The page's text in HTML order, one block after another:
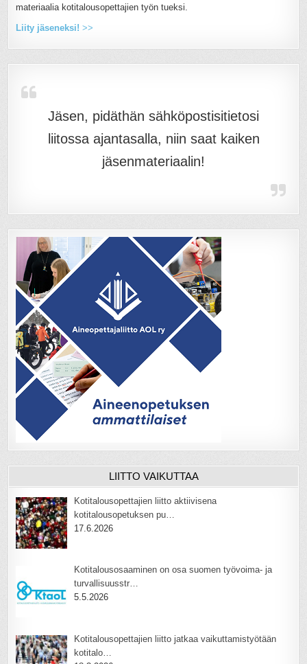
materiaalia kotitalousopettajien työn tueksi.
Liity jäseneksi! >>
Jäsen, pidäthän sähköpostisitietosi
liitossa ajantasalla, niin saat kaiken
jäsenmateriaalin!
LIITTO VAIKUTTAA
Kotitalousopettajien liitto aktiivisena
kotitalousopetuksen pu…
17.6.2026
Kotitalousosaaminen on osa suomen työvoima- ja
turvallisuusstr…
5.5.2026
Kotitalousopettajien liitto jatkaa vaikuttamistyötään
kotitalo…